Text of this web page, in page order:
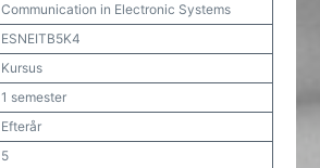
Communication in Electronic Systems
ESNEITB5K4
Kursus
1 semester
Efterår
5